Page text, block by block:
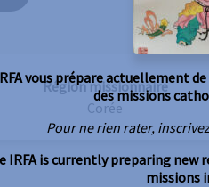
Région missionnaire
Corée
vous prépare actuellement
des missions
Pour ne rien rater,
IRFA is currently preparing
missions